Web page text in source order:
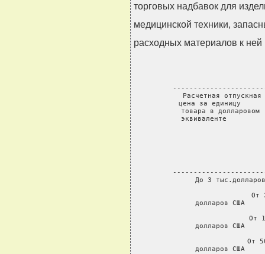
торговых надбавок для
медицинской техники,
расходных материалов к ней
Расчетная
цена за единицу
товара в
эквиваленте
До 3
От
долларов
От
долларов
От
долларов